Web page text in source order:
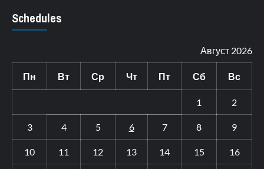
Schedules
Август 2026
Пн Вт Ср Чт Пт Сб Вс
1 2
3 4 5 6 7 8 9
10 11 12 13 14 15 16